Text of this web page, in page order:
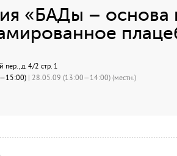
«БАДы – основа
пер., д. 4/2 стр. 1
| 28.05.09 (13:00—14:00) (местн.)